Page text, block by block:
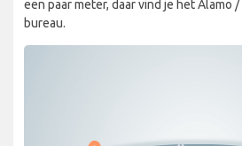
een paar meter, daar vind je het Alamo
bureau.